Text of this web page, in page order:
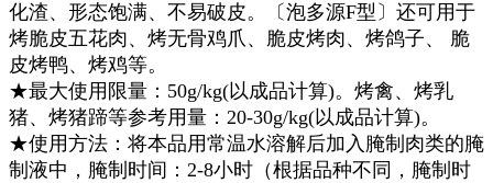
化渣、形态饱满、不易破皮。〔泡多源F型〕还可用于
烤脆皮五花肉、烤无骨鸡爪、脆皮烤肉、烤鸽子、 脆
皮烤鸭、烤鸡等。
★最大使用限量：50g/kg(以成品计算)。烤禽、烤乳
猪、烤猪蹄等参考用量：20-30g/kg(以成品计算)。
★使用方法：将本品用常温水溶解后加入腌制肉类的腌
制液中，腌制时间：2-8小时（根据品种不同，腌制时